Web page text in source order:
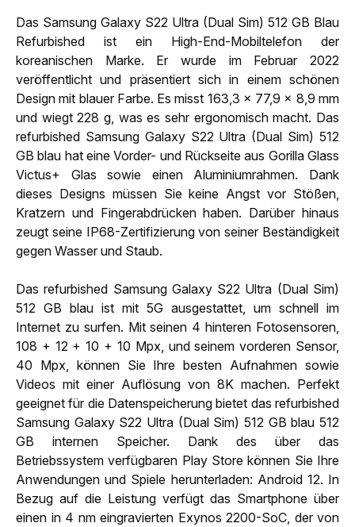
Das Samsung Galaxy S22 Ultra (Dual Sim) 512 GB Blau
Refurbished ist ein High-End-Mobiltelefon der
koreanischen Marke. Er wurde im Februar 2022
veröffentlicht und präsentiert sich in einem schönen
Design mit blauer Farbe. Es misst 163,3 x 77,9 x 8,9 mm
und wiegt 228 g, was es sehr ergonomisch macht. Das
refurbished Samsung Galaxy S22 Ultra (Dual Sim) 512
GB blau hat eine Vorder- und Rückseite aus Gorilla Glass
Victus+ Glas sowie einen Aluminiumrahmen. Dank
dieses Designs müssen Sie keine Angst vor Stößen,
Kratzern und Fingerabdrücken haben. Darüber hinaus
zeugt seine IP68-Zertifizierung von seiner Beständigkeit
gegen Wasser und Staub.
Das refurbished Samsung Galaxy S22 Ultra (Dual Sim)
512 GB blau ist mit 5G ausgestattet, um schnell im
Internet zu surfen. Mit seinen 4 hinteren Fotosensoren,
108 + 12 + 10 + 10 Mpx, und seinem vorderen Sensor,
40 Mpx, können Sie Ihre besten Aufnahmen sowie
Videos mit einer Auflösung von 8K machen. Perfekt
geeignet für die Datenspeicherung bietet das refurbished
Samsung Galaxy S22 Ultra (Dual Sim) 512 GB blau 512
GB internen Speicher. Dank des über das
Betriebssystem verfügbaren Play Store können Sie Ihre
Anwendungen und Spiele herunterladen: Android 12. In
Bezug auf die Leistung verfügt das Smartphone über
einen in 4 nm eingravierten Exynos 2200-SoC, der von